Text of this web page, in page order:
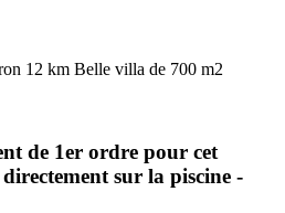
12 km Belle villa de 700 m2
de 1er ordre pour cet
sur la piscine -